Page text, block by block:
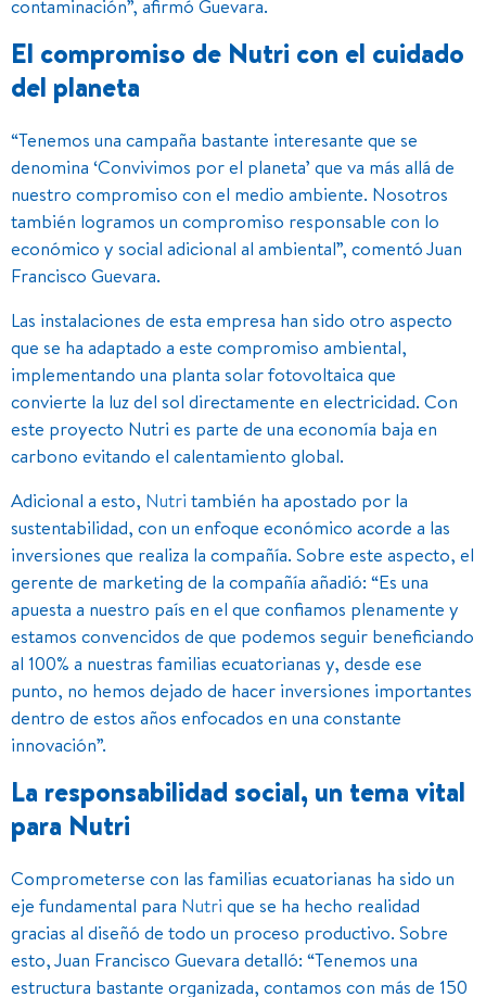
contaminación”, afirmó Guevara.
El compromiso de Nutri con el cuidado
del planeta
“Tenemos una campaña bastante interesante que se
denomina ‘Convivimos por el planeta’ que va más allá de
nuestro compromiso con el medio ambiente. Nosotros
también logramos un compromiso responsable con lo
económico y social adicional al ambiental”, comentó Juan
Francisco Guevara.
Las instalaciones de esta empresa han sido otro aspecto
que se ha adaptado a este compromiso ambiental,
implementando una planta solar fotovoltaica que
convierte la luz del sol directamente en electricidad. Con
este proyecto Nutri es parte de una economía baja en
carbono evitando el calentamiento global.
Adicional a esto, Nutri también ha apostado por la
sustentabilidad, con un enfoque económico acorde a las
inversiones que realiza la compañía. Sobre este aspecto, el
gerente de marketing de la compañía añadió: “Es una
apuesta a nuestro país en el que confiamos plenamente y
estamos convencidos de que podemos seguir beneficiando
al 100% a nuestras familias ecuatorianas y, desde ese
punto, no hemos dejado de hacer inversiones importantes
dentro de estos años enfocados en una constante
innovación”.
La responsabilidad social, un tema vital
para Nutri
Comprometerse con las familias ecuatorianas ha sido un
eje fundamental para Nutri que se ha hecho realidad
gracias al diseñó de todo un proceso productivo. Sobre
esto, Juan Francisco Guevara detalló: “Tenemos una
estructura bastante organizada, contamos con más de 150